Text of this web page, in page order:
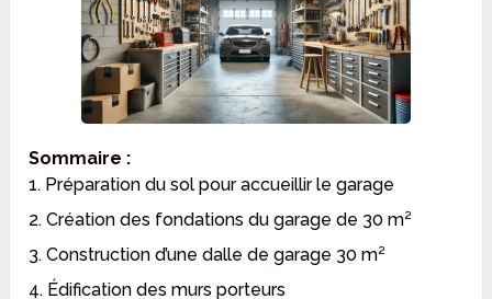
Sommaire :
1. Préparation du sol pour accueillir le garage
2. Création des fondations du garage de 30 m²
3. Construction d’une dalle de garage 30 m²
4. Édification des murs porteurs